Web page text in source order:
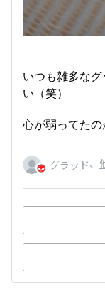
いつも雑多な
い（笑）
心が弱ってた
グラッド、